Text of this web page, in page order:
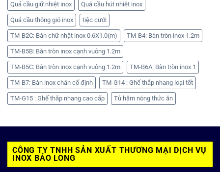
Quả cầu giữ nhiệt inox Quả cầu hút nhiệt inox
Quả cầu thông gió inox tiệc cưới
TM-B2C: Bàn chữ nhật inox 0.6X1.0(m) TM-B4: Bàn tròn inox 1.2m
TM-B5B: Bàn tròn inox cạnh vuông 1.2m
TM-B5C: Bàn tròn inox cạnh vuông 1.2m TM-B6A: Bàn tròn inox 1
TM-B7: Bàn inox chân cố định TM-G14 : Ghế thắp nhang loại tốt
TM-G15 : Ghế thắp nhang cao cấp Tủ hâm nóng thức ăn
CÔNG TY TNHH SẢN XUẤT THƯƠNG MẠI DỊCH VỤ
INOX BẢO LONG